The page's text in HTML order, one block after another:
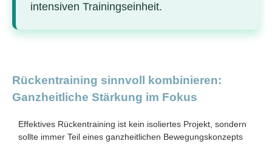
intensiven Trainingseinheit.
Rückentraining sinnvoll kombinieren:
Ganzheitliche Stärkung im Fokus
Effektives Rückentraining ist kein isoliertes Projekt, sondern
sollte immer Teil eines ganzheitlichen Bewegungskonzepts